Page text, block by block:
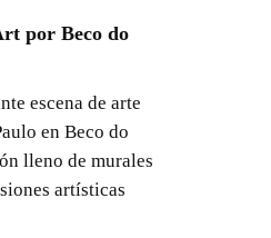
por Beco do
escena de arte
en Beco do
lleno de murales
artísticas